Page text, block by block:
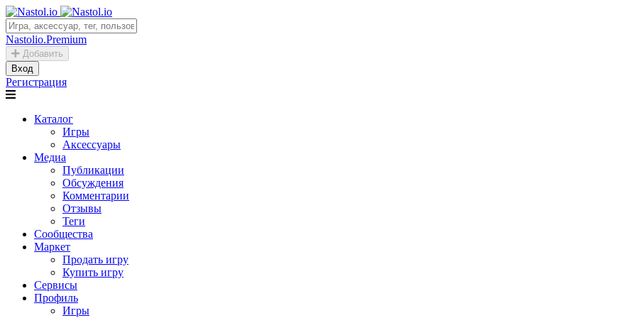
Nastolio.Premium
Добавить
Вход
Регистрация
Каталог
Игры
Аксессуары
Медиа
Публикации
Обсуждения
Комментарии
Отзывы
Теги
Сообщества
Маркет
Продать игру
Купить игру
Сервисы
Профиль
Игры